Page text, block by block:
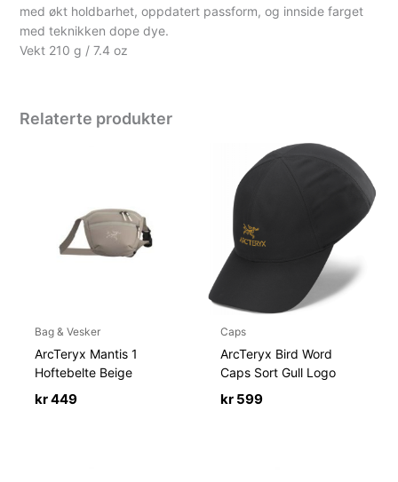
med økt holdbarhet, oppdatert passform, og innside farget
med teknikken dope dye.
Vekt 210 g / 7.4 oz
Relaterte produkter
Bag & Vesker
ArcTeryx Mantis 1
Hoftebelte Beige
kr449
Caps
ArcTeryx Bird Word
Caps Sort Gull Logo
kr 599